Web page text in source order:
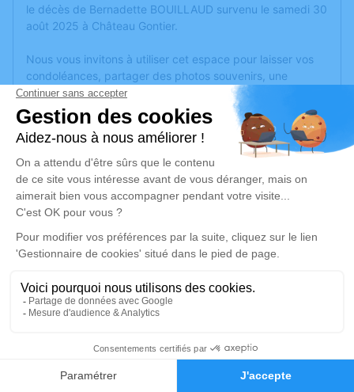
Faire-part Hommages
le décès de Bernadette BOUILLAUD survenu le samedi 30
août 2025 à Château Gontier.
Nous vous invitons à utiliser cet espace pour laisser vos
condoléances, partager des photos souvenirs, une
anecdote ou exprimer vos pensées à travers des poèmes
ou des textes. Cet endroit est un lieu d'expression dédié à
honorer la mémoire de Bernadette BOUILLAUD.
Un service de plantation d’arbre hommage estdisponible
ici.
jeudi 04 septembre 2025 à 15h00
Eglise de Beaufort-en-Anjou
49250 Beaufort-en-Anjou